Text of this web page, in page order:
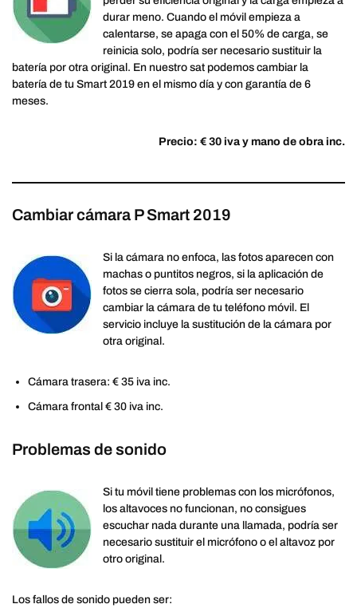
durar meno. Cuando el móvil empieza a
calentarse, se apaga con el 50% de carga, se
reinicia solo, podría ser necesario sustituir la
batería por otra original. En nuestro sat podemos cambiar la
batería de tu Smart 2019 en el mismo día y con garantía de 6
meses.
Precio: € 30 iva y mano de obra inc.
Cambiar cámara P Smart 2019
Si la cámara no enfoca, las fotos aparecen con
machas o puntitos negros, si la aplicación de
fotos se cierra sola, podría ser necesario
cambiar la cámara de tu teléfono móvil. El
servicio incluye la sustitución de la cámara por
otra original.
Cámara trasera: € 35 iva inc.
Cámara frontal € 30 iva inc.
Problemas de sonido
Si tu móvil tiene problemas con los micrófonos,
los altavoces no funcionan, no consigues
escuchar nada durante una llamada, podría ser
necesario sustituir el micrófono o el altavoz por
otro original.
Los fallos de sonido pueden ser: